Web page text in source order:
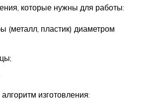
которые нужны для работы:
(металл, пластик) диаметром
изготовления: